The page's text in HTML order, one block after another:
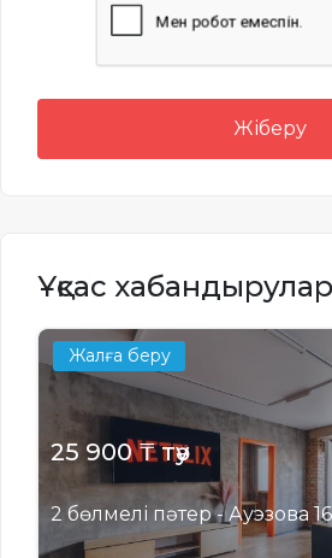
Жіберу
Ұқсас хабандырулар
Жалға беру
25 900 ₸ тәу
2 бөлмелі пәтер - Ауэзова